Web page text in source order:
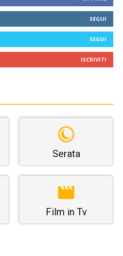
SEGUI
SEGUI
ISCRIVITI
Serata
Film in Tv